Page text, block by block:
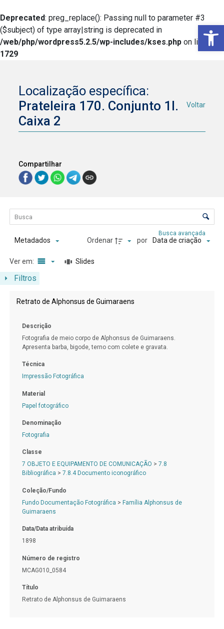
Deprecated: preg_replace(): Passing null to parameter #3
($subject) of type array|string is deprecated in
/web/php/wordpress5.2.5/wp-includes/kses.php on line
1729
Localização específica:
Prateleira 170. Conjunto 1I.
Caixa 2
Voltar
Compartilhar
Lista de itens
Controle de ordenação e visualização
Filtros
Busca avançada
Metadados Ordenar por Data de criação
Ver em: Slides
Resultados da lista de itens
Retrato de Alphonsus de Guimaraens
Descrição
Fotografia de meio corpo de Alphonsus de Guimaraens.
Apresenta barba, bigode, terno com colete e gravata.
Técnica
Impressão Fotográfica
Material
Papel fotográfico
Denominação
Fotografia
Classe
7 OBJETO E EQUIPAMENTO DE COMUNICAÇÃO > 7.8
Bibliográfica > 7.8.4 Documento iconográfico
Coleção/Fundo
Fundo Documentação Fotográfica > Família Alphonsus de
Guimaraens
Data/Data atribuída
1898
Número de registro
MCAG010_0584
Título
Retrato de Alphonsus de Guimaraens